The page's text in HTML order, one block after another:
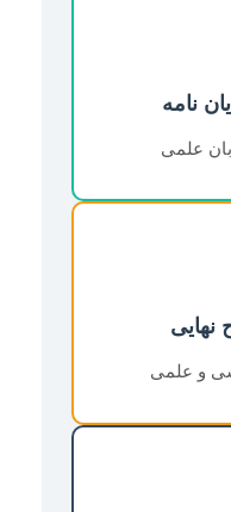
نامه
علمی
نهایی
و علمی